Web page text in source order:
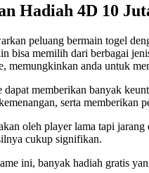
Hadiah 4D 10
peluang bermain togel
bisa memilih dari berbagai
memungkinkan anda untuk
memberikan banyak
serta memberikan
oleh player lama tapi
cukup signifikan.
ini, banyak hadiah gratis